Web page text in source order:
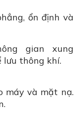
ổn định và
gian xung
lưu thông khí.
máy và mặt nạ.